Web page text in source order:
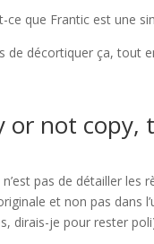
ce que Frantic est une
de décortiquer ça, tout
or not copy,
pas de détailler les
et non pas dans
dirais-je pour rester